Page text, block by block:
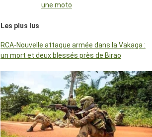
une moto
Les plus lus
RCA-Nouvelle attaque armée dans la Vakaga :
un mort et deux blessés près de Birao